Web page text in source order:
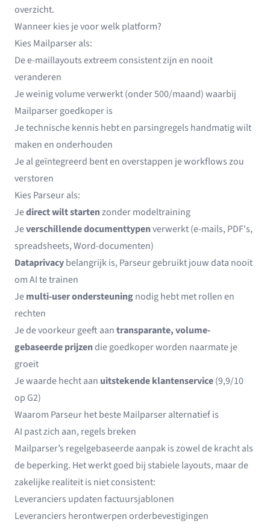
overzicht.
Wanneer kies je voor welk platform?
Kies Mailparser als:
De e-maillayouts extreem consistent zijn en nooit
veranderen
Je weinig volume verwerkt (onder 500/maand) waarbij
Mailparser goedkoper is
Je technische kennis hebt en parsingregels handmatig wilt
maken en onderhouden
Je al geïntegreerd bent en overstappen je workflows zou
verstoren
Kies Parseur als:
Jedirect wilt startenzonder modeltraining
Jeverschillende documenttypenverwerkt (e-mails, PDF's,
spreadsheets, Word-documenten)
Dataprivacybelangrijk is, Parseur gebruikt jouw data nooit
om AI te trainen
Jemulti-user ondersteuningnodig hebt met rollen en
rechten
Je de voorkeur geeft aantransparante, volume-
gebaseerde prijzendie goedkoper worden naarmate je
groeit
Je waarde hecht aan uitstekende klantenservice(9,9/10
op G2)
Waarom Parseur het beste Mailparser alternatief is
AI past zich aan, regels breken
Mailparser’s regelgebaseerde aanpak is zowel de kracht als
de beperking. Het werkt goed bij stabiele layouts, maar de
zakelijke realiteit is niet consistent:
Leveranciers updaten factuursjablonen
Leveranciers herontwerpen orderbevestigingen